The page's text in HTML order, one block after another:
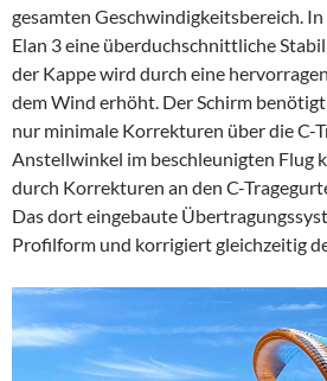
gesamten Geschwindigkeitsbereich.
Elan 3 eine überduchschnittliche
der Kappe wird durch eine
dem Wind erhöht. Der Schirm
nur minimale Korrekturen über die C-
Anstellwinkel im beschleunigten Flug
durch Korrekturen an den C-
Das dort eingebaute
Profilform und korrigiert gleichzeitig